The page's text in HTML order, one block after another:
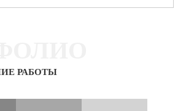
РАБОТЫ